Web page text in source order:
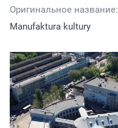
Оригинальное название:
Manufaktura kultury